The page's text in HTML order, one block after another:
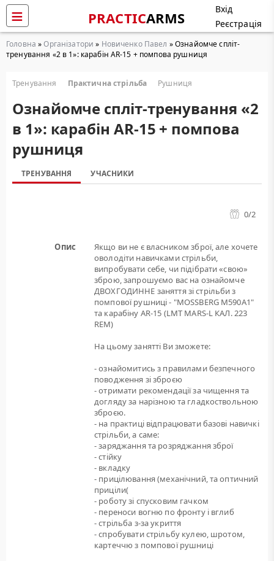
PRACTICARMS
Вхід
Реєстрація
Головна »Організатори » Новиченко Павел » Ознайомче спліт-
тренування «2 в 1»: карабін AR-15 + помпова рушниця
Тренування Практична стрільба Рушниця
Ознайомче спліт-тренування «2
в 1»: карабін AR-15 + помпова
рушниця
ТРЕНУВАННЯ УЧАСНИКИ
0/2
Опис
Якщо ви не є власником зброї, але хочете
оволодіти навичками стрільби,
випробувати себе, чи підібрати «свою»
зброю, запрошуємо вас на ознайомче
ДВОХГОДИННЕ заняття зі стрільби з
помпової рушниці - "MOSSBERG M590A1"
та карабіну AR-15 (LMT MARS-L КАЛ. 223
REM)
На цьому занятті Ви зможете:
- ознайомитись з правилами безпечного
поводження зі зброєю
- отримати рекомендації за чищення та
догляду за нарізною та гладкоствольною
зброєю.
- на практиці відпрацювати базові навичкі
стрільби, а саме:
- заряджання та розряджання зброї
- стійку
- вкладку
- прицілювання (механічний, та оптичний
приціли(
- роботу зі спусковим гачком
- переноси вогню по фронту і вглиб
- стрільба з-за укриття
- спробувати стрільбу кулею, шротом,
картеччю з помпової рушниці